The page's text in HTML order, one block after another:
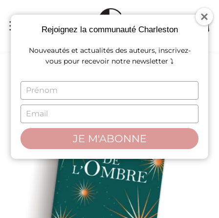
contenu
Rejoignez la communauté Charleston
Nouveautés et actualités des auteurs, inscrivez-
vous pour recevoir notre newsletter ⤵
TYPE
YOUR
NAME
TYPE
YOUR
EMAIL
JE M'ABONNE